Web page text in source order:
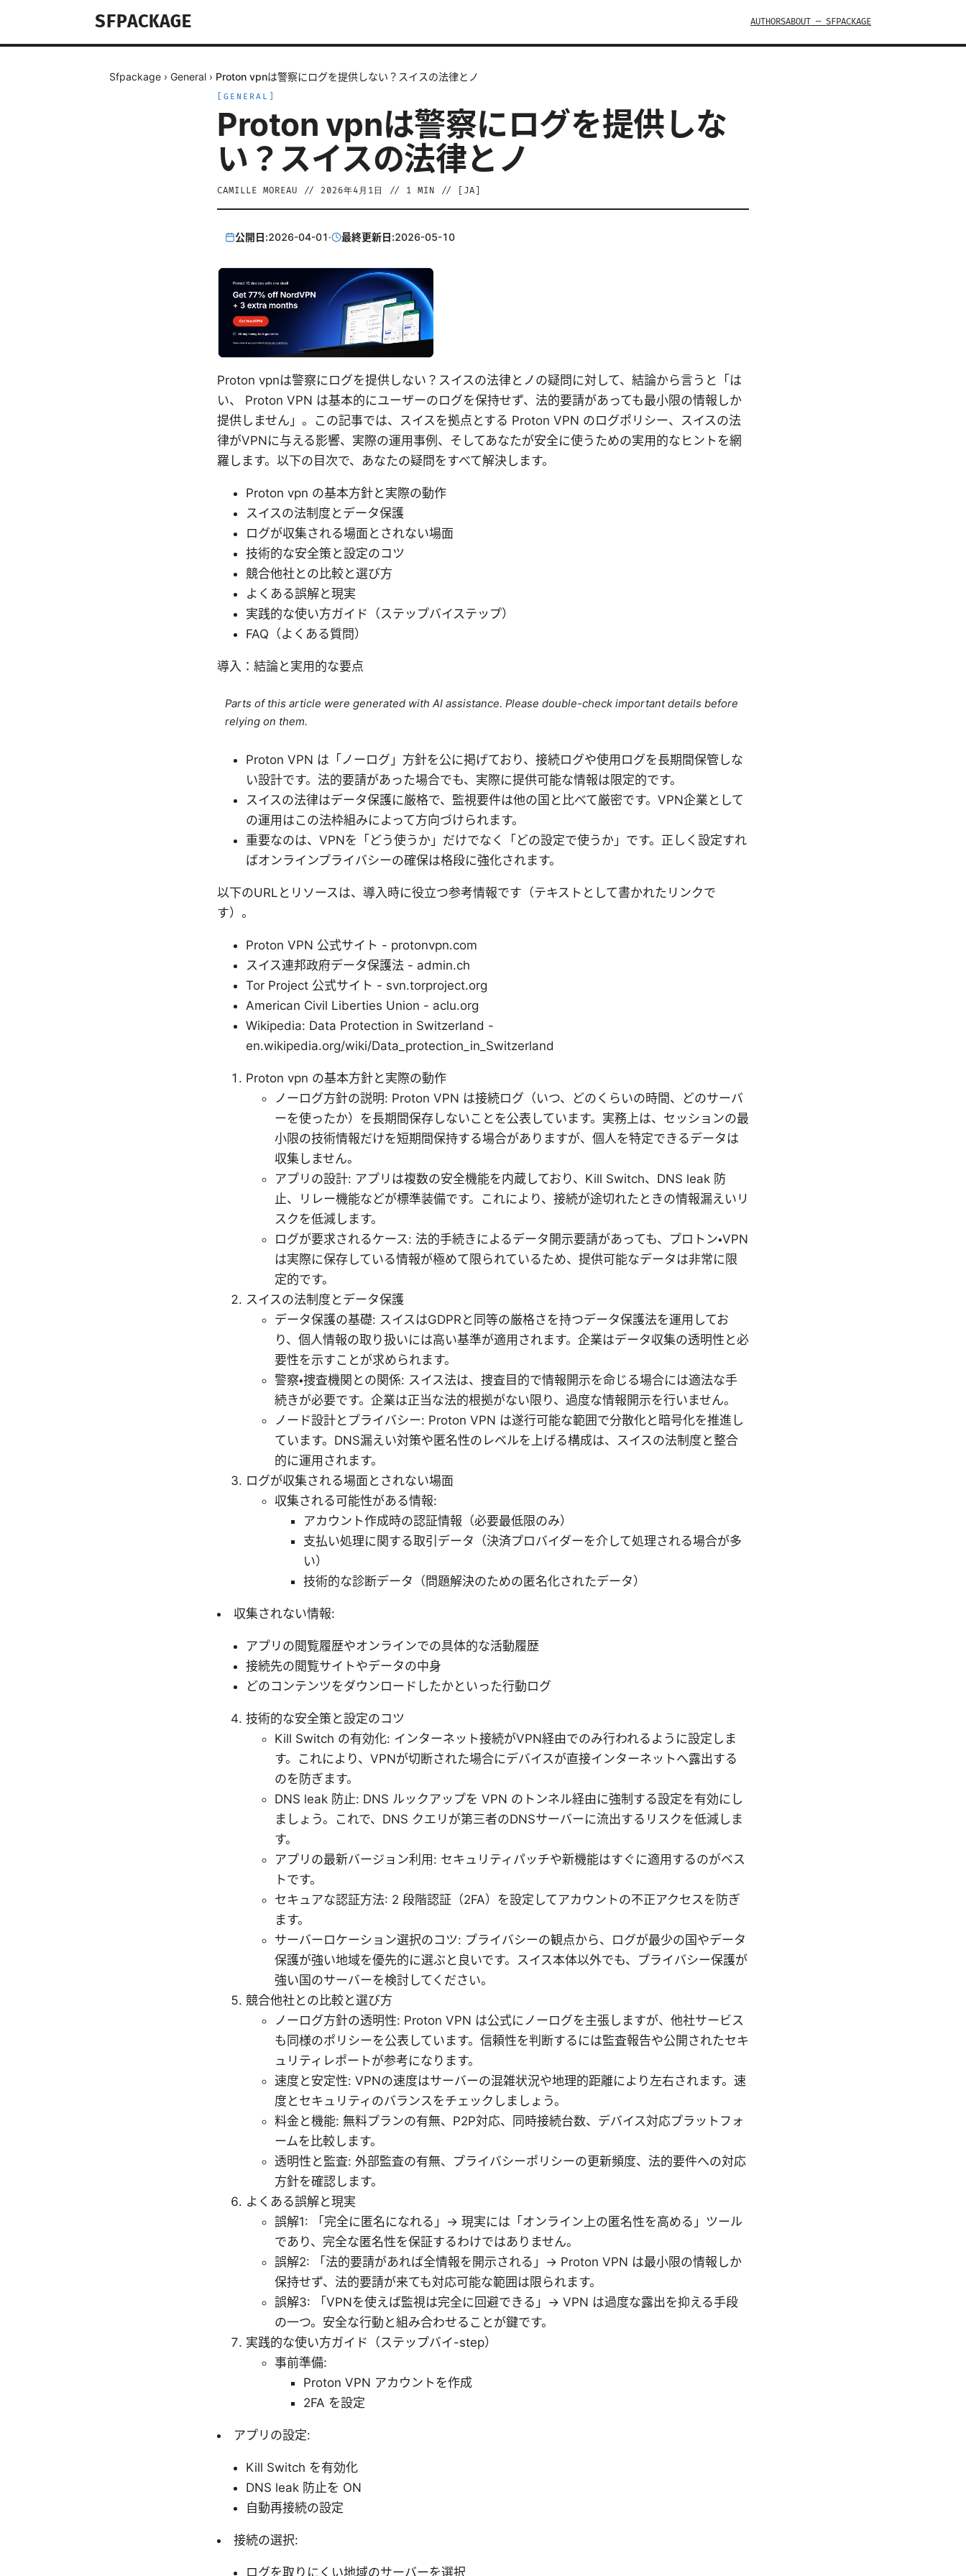
SFPACKAGE AUTHORSABOUT — SFPACKAGE
Sfpackage › General › Proton vpnは警察にログを提供しない？スイスの法律とノ
GENERAL
Proton vpnは警察にログを提供しな
い？スイスの法律とノ
CAMILLE MOREAU // 2026年4月1日 // 1 MIN // [ JA
公開日:2026-04-01· 最終更新日:2026-05-10
Proton vpnは警察にログを提供しない？スイスの法律とノの疑問に対して、結論から言うと「は
い、 Proton VPN は基本的にユーザーのログを保持せず、法的要請があっても最小限の情報しか
提供しません」。この記事では、スイスを拠点とする Proton VPN のログポリシー、スイスの法
律がVPNに与える影響、実際の運用事例、そしてあなたが安全に使うための実用的なヒントを網
羅します。以下の目次で、あなたの疑問をすべて解決します。
Proton vpn の基本方針と実際の動作
スイスの法制度とデータ保護
ログが収集される場面とされない場面
技術的な安全策と設定のコツ
競合他社との比較と選び方
よくある誤解と現実
実践的な使い方ガイド（ステップバイステップ）
FAQ（よくある質問）
導入：結論と実用的な要点
Parts of this article were generated with AI assistance. Please double-check important details before
relying on them.
Proton VPN は「ノーログ」方針を公に掲げており、接続ログや使用ログを長期間保管しな
い設計です。法的要請があった場合でも、実際に提供可能な情報は限定的です。
スイスの法律はデータ保護に厳格で、監視要件は他の国と比べて厳密です。VPN企業として
の運用はこの法枠組みによって方向づけられます。
重要なのは、VPNを「どう使うか」だけでなく「どの設定で使うか」です。正しく設定すれ
ばオンラインプライバシーの確保は格段に強化されます。
以下のURLとリソースは、導入時に役立つ参考情報です（テキストとして書かれたリンクで
す）。
Proton VPN 公式サイト - protonvpn.com
スイス連邦政府データ保護法 - admin.ch
Tor Project 公式サイト - svn.torproject.org
American Civil Liberties Union - aclu.org
Wikipedia: Data Protection in Switzerland -
en.wikipedia.org/wiki/Data_protection_in_Switzerland
Proton vpn の基本方針と実際の動作
ノーログ方針の説明: Proton VPN は接続ログ（いつ、どのくらいの時間、どのサーバ
ーを使ったか）を長期間保存しないことを公表しています。実務上は、セッションの最
小限の技術情報だけを短期間保持する場合がありますが、個人を特定できるデータは
収集しません。
アプリの設計: アプリは複数の安全機能を内蔵しており、Kill Switch、DNS leak 防
止、リレー機能などが標準装備です。これにより、接続が途切れたときの情報漏えいリ
スクを低減します。
ログが要求されるケース: 法的手続きによるデータ開示要請があっても、プロトン・VPN
は実際に保存している情報が極めて限られているため、提供可能なデータは非常に限
定的です。
スイスの法制度とデータ保護
データ保護の基礎: スイスはGDPRと同等の厳格さを持つデータ保護法を運用してお
り、個人情報の取り扱いには高い基準が適用されます。企業はデータ収集の透明性と必
要性を示すことが求められます。
警察・捜査機関との関係: スイス法は、捜査目的で情報開示を命じる場合には適法な手
続きが必要です。企業は正当な法的根拠がない限り、過度な情報開示を行いません。
ノード設計とプライバシー: Proton VPN は遂行可能な範囲で分散化と暗号化を推進し
ています。DNS漏えい対策や匿名性のレベルを上げる構成は、スイスの法制度と整合
的に運用されます。
ログが収集される場面とされない場面
収集される可能性がある情報:
アカウント作成時の認証情報（必要最低限のみ）
支払い処理に関する取引データ（決済プロバイダーを介して処理される場合が多
い）
技術的な診断データ（問題解決のための匿名化されたデータ）
収集されない情報:
アプリの閲覧履歴やオンラインでの具体的な活動履歴
接続先の閲覧サイトやデータの中身
どのコンテンツをダウンロードしたかといった行動ログ
技術的な安全策と設定のコツ
Kill Switch の有効化: インターネット接続がVPN経由でのみ行われるように設定しま
す。これにより、VPNが切断された場合にデバイスが直接インターネットへ露出する
のを防ぎます。
DNS leak 防止: DNS ルックアップを VPN のトンネル経由に強制する設定を有効にし
ましょう。これで、DNS クエリが第三者のDNSサーバーに流出するリスクを低減しま
す。
アプリの最新バージョン利用: セキュリティパッチや新機能はすぐに適用するのがベス
トです。
セキュアな認証方法: 2 段階認証（2FA）を設定してアカウントの不正アクセスを防ぎ
ます。
サーバーロケーション選択のコツ: プライバシーの観点から、ログが最少の国やデータ
保護が強い地域を優先的に選ぶと良いです。スイス本体以外でも、プライバシー保護が
強い国のサーバーを検討してください。
競合他社との比較と選び方
ノーログ方針の透明性: Proton VPN は公式にノーログを主張しますが、他社サービス
も同様のポリシーを公表しています。信頼性を判断するには監査報告や公開されたセキ
ュリティレポートが参考になります。
速度と安定性: VPNの速度はサーバーの混雑状況や地理的距離により左右されます。速
度とセキュリティのバランスをチェックしましょう。
料金と機能: 無料プランの有無、P2P対応、同時接続台数、デバイス対応プラットフォ
ームを比較します。
透明性と監査: 外部監査の有無、プライバシーポリシーの更新頻度、法的要件への対応
方針を確認します。
よくある誤解と現実
誤解1: 「完全に匿名になれる」→ 現実には「オンライン上の匿名性を高める」ツール
であり、完全な匿名性を保証するわけではありません。
誤解2: 「法的要請があれば全情報を開示される」→ Proton VPN は最小限の情報しか
保持せず、法的要請が来ても対応可能な範囲は限られます。
誤解3: 「VPNを使えば監視は完全に回避できる」→ VPN は過度な露出を抑える手段
の一つ。安全な行動と組み合わせることが鍵です。
実践的な使い方ガイド（ステップバイ-step）
事前準備:
Proton VPN アカウントを作成
2FA を設定
アプリの設定:
Kill Switch を有効化
DNS leak 防止を ON
自動再接続の設定
接続の選択:
ログを取りにくい地域のサーバーを選択